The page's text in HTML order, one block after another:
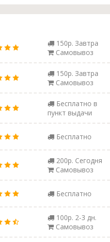
150р. Завтра
Самовывоз
150р. Завтра
Самовывоз
Бесплатно в
пункт выдачи
Бесплатно
200р. Сегодня
Самовывоз
Бесплатно
100р. 2-3 дн.
Самовывоз